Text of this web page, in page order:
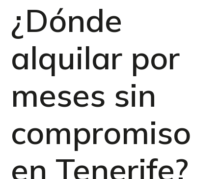
¿Dónde
alquilar por
meses sin
compromiso
en Tenerife?